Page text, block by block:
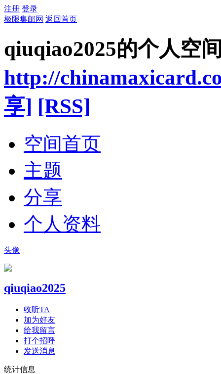
注册 登录
极限集邮网 返回首页
qiuqiao2025的个人空
http://
享] [RSS]
空间首页
主题
分享
个人资料
头像
qiuqiao2025
收听TA
加为好友
给我留言
打个招呼
发送消息
统计信息